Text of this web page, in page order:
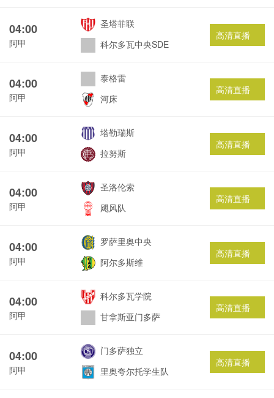
04:00
阿甲
圣塔菲联
科尔多瓦中央SDE
高清直播
04:00
阿甲
泰格雷
河床
高清直播
04:00
阿甲
塔勒瑞斯
拉努斯
高清直播
04:00
阿甲
圣洛伦索
飓风队
高清直播
04:00
阿甲
罗萨里奥中央
阿尔多斯维
高清直播
04:00
阿甲
科尔多瓦学院
甘拿斯亚门多萨
高清直播
04:00
阿甲
门多萨独立
里奥夸尔托学生队
高清直播